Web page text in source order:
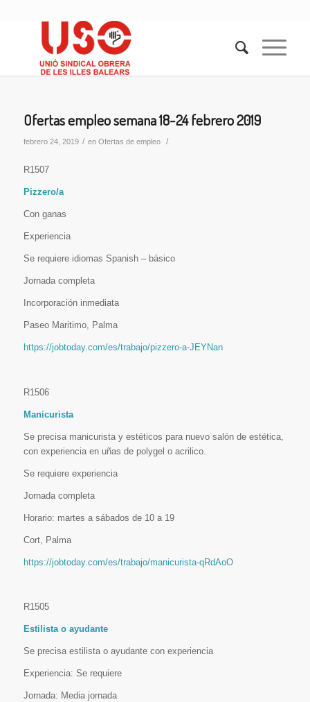
Ofertas empleo semana 18-24 febrero 2019
febrero 24, 2019 / en Ofertas de empleo /
R1507
Pizzero/a
Con ganas
Experiencia
Se requiere idiomas Spanish – básico
Jornada completa
Incorporación inmediata
Paseo Maritimo, Palma
https://jobtoday.com/es/trabajo/pizzero-a-JEYNan
R1506
Manicurista
Se precisa manicurista y estéticos para nuevo salón de estética,
con experiencia en uñas de polygel o acrilico.
Se requiere experiencia
Jornada completa
Horario: martes a sábados de 10 a 19
Cort, Palma
https://jobtoday.com/es/trabajo/manicurista-qRdAoO
R1505
Estilista o ayudante
Se precisa estilista o ayudante con experiencia
Experiencia: Se requiere
Jornada: Media jornada